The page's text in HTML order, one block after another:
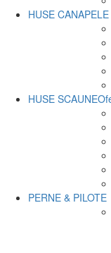
HUSE
HUSE SCAUNE
PERNE & PILOTE